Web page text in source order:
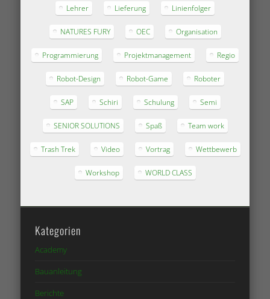
Lehrer Lieferung Linienfolger
NATURES FURY OEC Organisation
Programmierung Projektmanagement Regio
Robot-Design Robot-Game Roboter
SAP Schiri Schulung Semi
SENIOR SOLUTIONS Spaß Team work
Trash Trek Video Vortrag Wettbewerb
Workshop WORLD CLASS
Kategorien
Academy
Bauanleitung
Berichte